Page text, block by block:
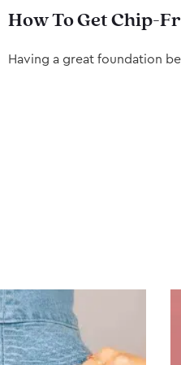
How To Get Chip-
Having a great foundation